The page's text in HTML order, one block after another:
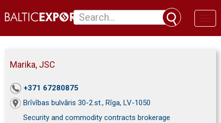
Marika, JSC
+371 67280875
Brīvības bulvāris 30-2.st., Rīga, LV-1050
Security and commodity contracts brokerage